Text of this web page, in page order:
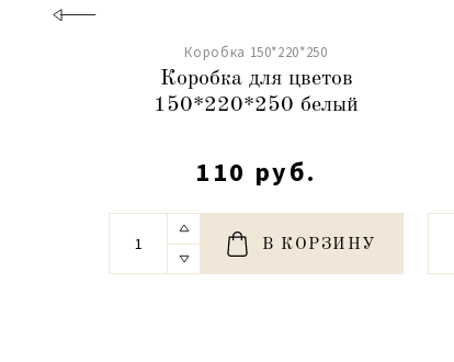
Коробка 150*220*250
Коробка для цветов
150*220*250 белый
110 руб.
В КОРЗИНУ